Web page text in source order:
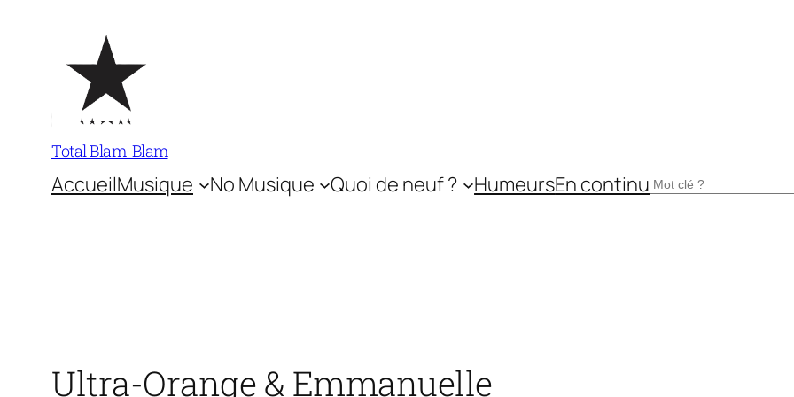
contenu
Total Blam-Blam
AccueilMusique No Musique Quoi de neuf ? HumeursEn continuRechercher
Ultra-Orange & Emmanuelle